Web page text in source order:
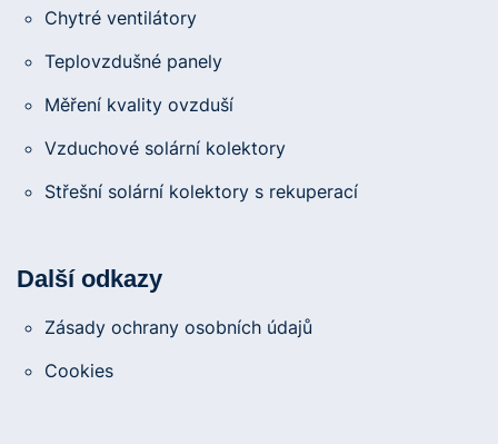
Chytré ventilátory
Teplovzdušné panely
Měření kvality ovzduší
Vzduchové solární kolektory
Střešní solární kolektory s rekuperací
Další odkazy
Zásady ochrany osobních údajů
Cookies